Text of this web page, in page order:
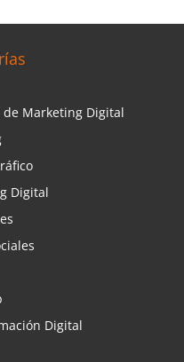
de Marketing Digital
Digital
Digital